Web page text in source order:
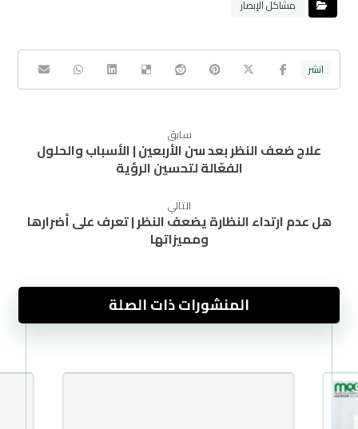
مشاكل الإبصار
سابق
علاج ضعف النظر بعد سن الأربعين | الأسباب والحلول
الفعّالة لتحسين الرؤية
التالي
هل عدم ارتداء النظارة يضعف النظر | تعرف على أضرارها
ومميزاتها
المنشورات ذات الصلة